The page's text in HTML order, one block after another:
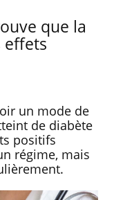
que la
effets
un mode de
de diabète
positifs
régime, mais